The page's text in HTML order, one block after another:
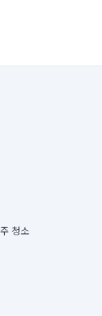
5-00019 |
5층
청소